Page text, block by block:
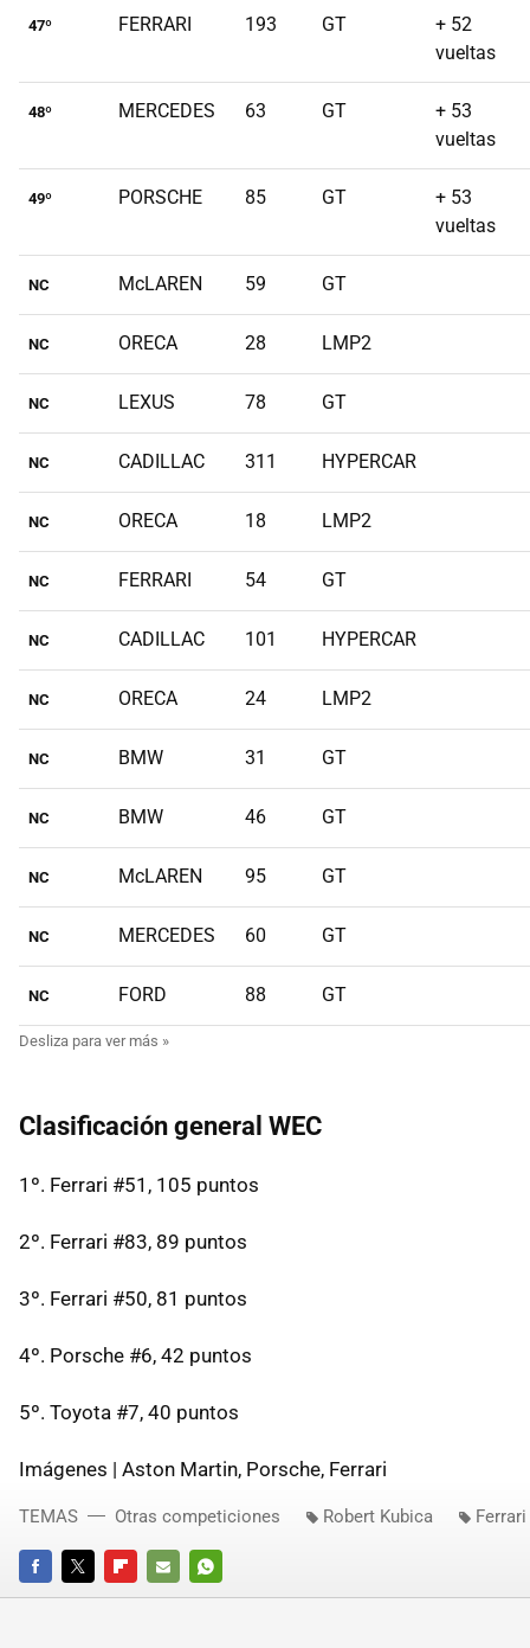
47º FERRARI 193 GT
+ 52
vueltas
48º MERCEDES 63 GT
+ 53
vueltas
49º PORSCHE 85 GT
+ 53
vueltas
NC McLAREN 59 GT
NC ORECA 28 LMP2
NC LEXUS 78 GT
NC CADILLAC 311 HYPERCAR
NC ORECA 18 LMP2
NC FERRARI 54 GT
NC CADILLAC 101 HYPERCAR
NC ORECA 24 LMP2
NC BMW 31 GT
NC BMW 46 GT
NC McLAREN 95 GT
NC MERCEDES 60 GT
NC FORD 88 GT
Clasificación general WEC
1º. Ferrari #51, 105 puntos
2º. Ferrari #83, 89 puntos
3º. Ferrari #50, 81 puntos
4º. Porsche #6, 42 puntos
5º. Toyota #7, 40 puntos
Imágenes | Aston Martin, Porsche, Ferrari
FACEBOOKTWITTERFLIPBOARD
E-
WHATSAPP
TEMAS Otras competiciones Robert Kubica Ferrari